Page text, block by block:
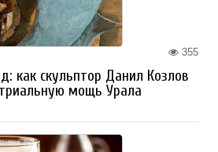
355
как скульптор Данил Козлов
мощь Урала